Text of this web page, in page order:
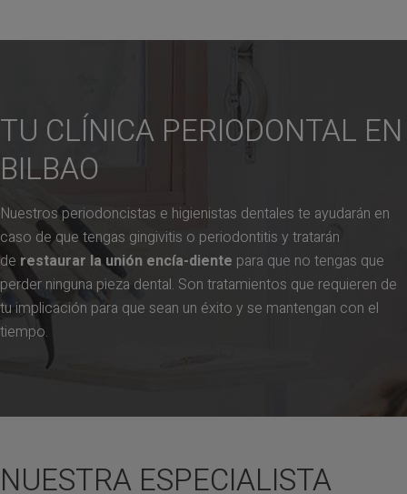
TU CLÍNICA PERIODONTAL EN
BILBAO
Nuestros periodoncistas e higienistas dentales te ayudarán en
caso de que tengas gingivitis o periodontitis y tratarán
de restaurar la unión encía-diente para que no tengas que
perder ninguna pieza dental. Son tratamientos que requieren de
tu implicación para que sean un éxito y se mantengan con el
tiempo.
NUESTRA ESPECIALISTA